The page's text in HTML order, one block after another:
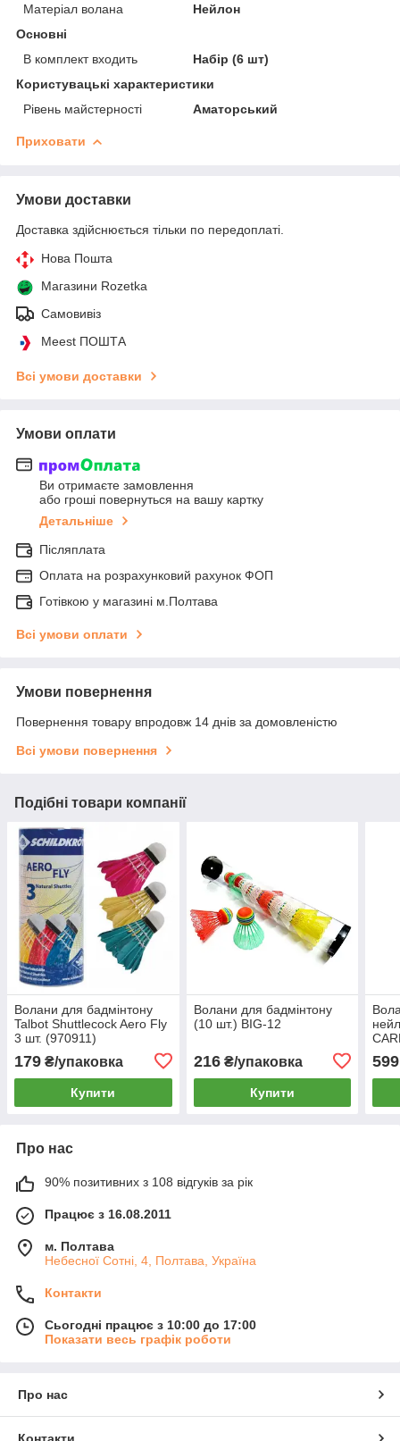
Матеріал волана
Нейлон
Основні
В комплект входить
Набір (6 шт)
Користувацькі характеристики
Рівень майстерності
Аматорський
Приховати
Умови доставки
Доставка здійснюється тільки по передоплаті.
Нова Пошта
Магазини Rozetka
Самовивіз
Meest ПОШТА
Всі умови доставки
Умови оплати
Ви отримаєте замовлення
або гроші повернуться на вашу картку
Детальніше
Післяплата
Оплата на розрахунковий рахунок ФОП
Готівкою у магазині м.Полтава
Всі умови оплати
Умови повернення
Повернення товару впродовж 14 днів за домовленістю
Всі умови повернення
Подібні товари компанії
Волани для бадмінтону
Talbot Shuttlecock Aero Fly
3 шт. (970911)
179 ₴/упаковка
Купити
Волани для бадмінтону
(10 шт.) BIG-12
216₴/упаковка
Купити
599
Про нас
90% позитивних з 108 відгуків за рік
Працює з 16.08.2011
м. Полтава
Небесної Сотні, 4, Полтава, Україна
Контакти
Сьогодні працює з 10:00 до 17:00
Показати весь графік роботи
Про нас